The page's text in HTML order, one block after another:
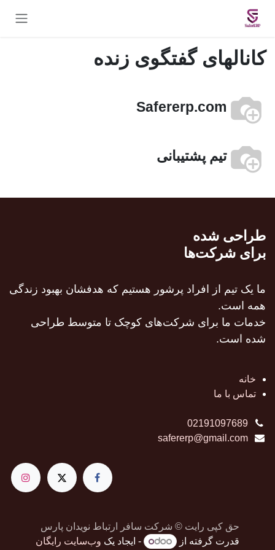
Skip to Content
کانالهای گفتگوی زنده
Safererp.com
تیم پشتیبانی
طراحی شده
برای شرکت‌ها
ما یک تیم از افراد پرشور هستیم که هدفشان بهبود زندگی
همه است.
خدمات ما برای شرکت‌های کوچک تا متوسط طراحی
شده است.
خانه
تماس با ما
02191097689
safererp@gmail.com
حق کپی رایت © شرکت سافر ارتباط نویدان پارس
قدرت گرفته از
- ایجاد یک وب‌سایت رایگان